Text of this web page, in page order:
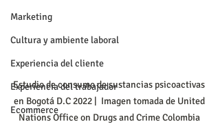
Marketing
Cultura y ambiente laboral
Experiencia del cliente
Experiencia del trabajador
Ecommerce
Estudio de consumo de sustancias psicoactivas
en Bogotá D.C 2022 |  Imagen tomada de United
Nations Office on Drugs and Crime Colombia